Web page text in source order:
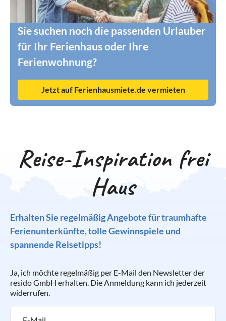
Sie suchen noch die passenden Urlauber
für Ihr Ferienhaus oder Ihre
Ferienwohnung?
Jetzt auf Ferienhausmiete.de vermieten
Reise-Inspiration frei
Haus
Erhalten Sie regelmäßig Angebote für traumhafte
Ferienunterkünfte, tolle Gewinnspiele und
spannende Reisetipps!
Ja, ich möchte regelmäßig per E-Mail den Newsletter der
resido GmbH erhalten. Die Anmeldung kann ich jederzeit
widerrufen.